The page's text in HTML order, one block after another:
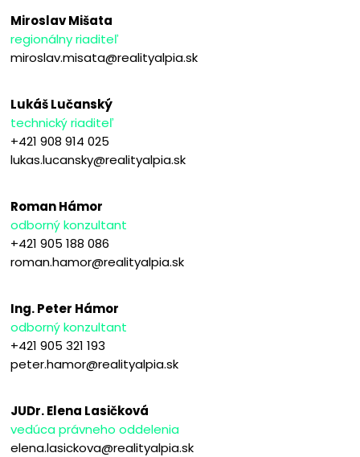
Miroslav Mišata
regionálny riaditeľ
miroslav.misata@realityalpia.sk
Lukáš Lučanský
technický riaditeľ
+421 908 914 025
lukas.lucansky@realityalpia.sk
Roman Hámor
odborný konzultant
+421 905 188 086
roman.hamor@realityalpia.sk
Ing. Peter Hámor
odborný konzultant
+421 905 321 193
peter.hamor@realityalpia.sk
JUDr. Elena Lasičková
vedúca právneho oddelenia
elena.lasickova@realityalpia.sk